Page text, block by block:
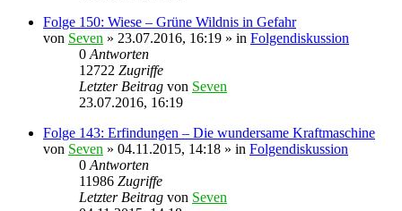
Folge 150: Wiese – Grüne Wildnis in Gefahr
von Seven » 23.07.2016, 16:19 » in Folgendiskussion
0 Antworten
12722 Zugriffe
Letzter Beitrag von Seven
23.07.2016, 16:19
Folge 143: Erfindungen – Die wundersame Kraftmaschine
von Seven » 04.11.2015, 14:18 » in Folgendiskussion
0 Antworten
11986 Zugriffe
Letzter Beitrag von Seven